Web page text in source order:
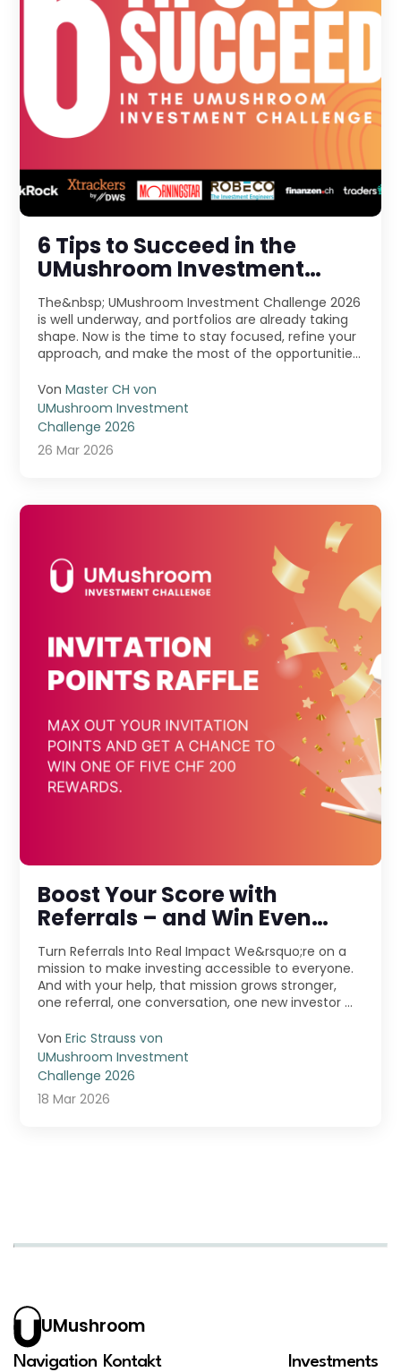
6 Tips to Succeed in the
UMushroom Investment
Challenge 2026
The&nbsp; UMushroom Investment Challenge 2026
is well underway, and portfolios are already taking
shape. Now is the time to stay focused, refine your
approach, and make the most of the opportunities
VonMaster CH von
UMushroom Investment
Challenge 2026
26 Mar 2026
Boost Your Score with
Referrals – and Win Even
More!
Turn Referrals Into Real Impact We&rsquo;re on a
mission to make investing accessible to everyone.
And with your help, that mission grows stronger,
one referral, one conversation, one new investor ...
VonEric Strauss von
UMushroom Investment
Challenge 2026
18 Mar 2026
UMushroom
Navigation Kontakt Investments